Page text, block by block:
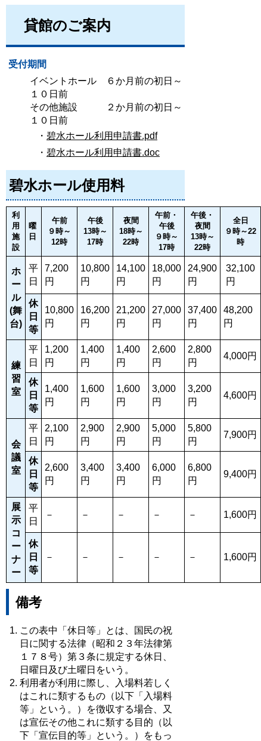
貸館のご案内
受付期間
イベントホール ６か月前の初日～
１０日前
その他施設 ２か月前の初日～
１０日前
・ 碧水ホール利用申請書.pdf
・ 碧水ホール利用申請書.doc
碧水ホール使用料
利
用
施
設
曜
日
午前
９時～
12時
午後
13時～
17時
夜間
18時～
22時
午前・
午後
９時～
17時
午後・
夜間
13時～
22時
全日
９時～22
時
ホ
ー
ル
(舞
台)
平
日
7,200
円
10,800
円
14,100
円
18,000
円
24,900
円
32,100
円
休
日
等
10,800
円
16,200
円
21,200
円
27,000
円
37,400
円
48,200
円
練
習
室
平
日
1,200
円
1,400
円
1,400
円
2,600
円
2,800
円
4,000円
休
日
等
1,400
円
1,600
円
1,600
円
3,000
円
3,200
円
4,600円
会
議
室
平
日
2,100
円
2,900
円
2,900
円
5,000
円
5,800
円
7,900円
休
日
等
2,600
円
3,400
円
3,400
円
6,000
円
6,800
円
9,400円
展
示
コ
ー
ナ
ー
平
日
－ － － － － 1,600円
休
日
等
－ － － － － 1,600円
備考
この表中「休日等」とは、国民の祝
日に関する法律（昭和２３年法律第
１７８号）第３条に規定する休日、
日曜日及び土曜日をいう。
利用者が利用に際し、入場料若しく
はこれに類するもの（以下「入場料
等」という。）を徴収する場合、又
は宣伝その他これに類する目的（以
下「宣伝目的等」という。）をもっ